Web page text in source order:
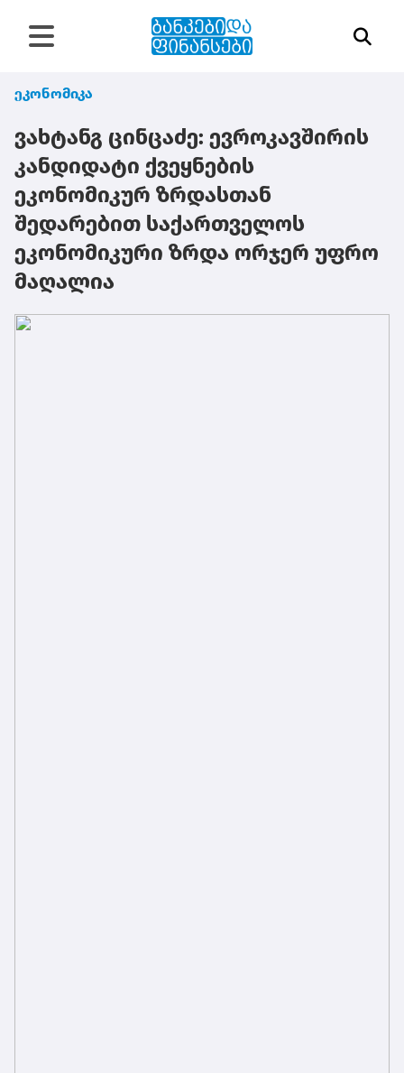
ეკონომიკა
ვახტანგ ცინცაძე: ევროკავშირის
კანდიდატი ქვეყნების
ეკონომიკურ ზრდასთან
შედარებით საქართველოს
ეკონომიკური ზრდა ორჯერ უფრო
მაღალია